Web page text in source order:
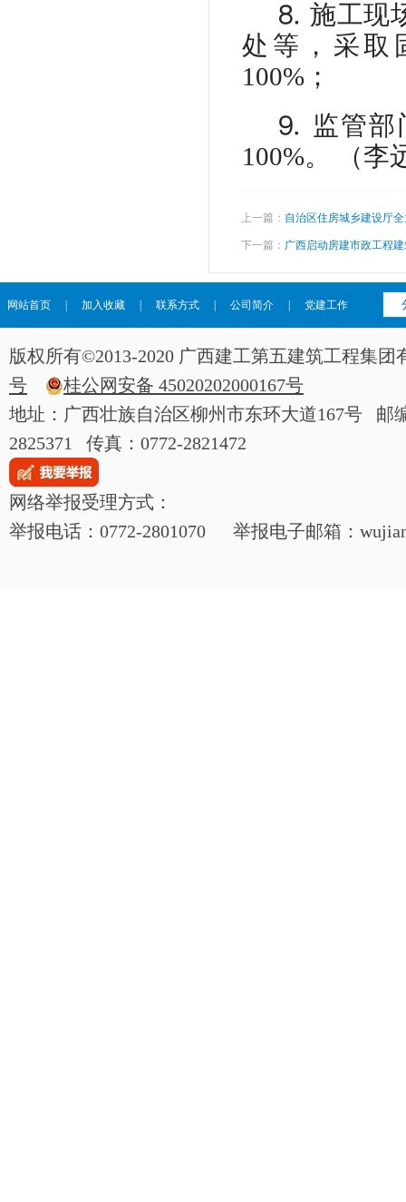
⒏ 施工现
处等，采取
100%；
⒐ 监管
100%。 （李
上一篇： 自治区住房城乡建设厅
下一篇： 广西启动房建市政工程
网站首页 加入收藏 联系方式 公司简介 党建工作
版权所有©2013-2020 广西建工第五建筑工程集
号
桂公网安备 45020202000167号
地址：广西壮族自治区柳州市东环大道167号 邮
2825371 传真：0772-2821472
网络举报受理方式：
举报电话：0772-2801070 举报电子邮箱：